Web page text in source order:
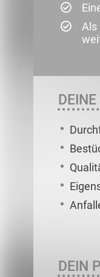
Als
DEIN